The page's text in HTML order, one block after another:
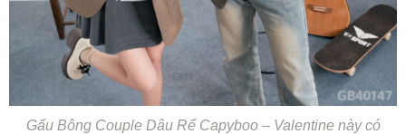
Gấu Bông Couple Dâu Rể Capyboo – Valentine này có